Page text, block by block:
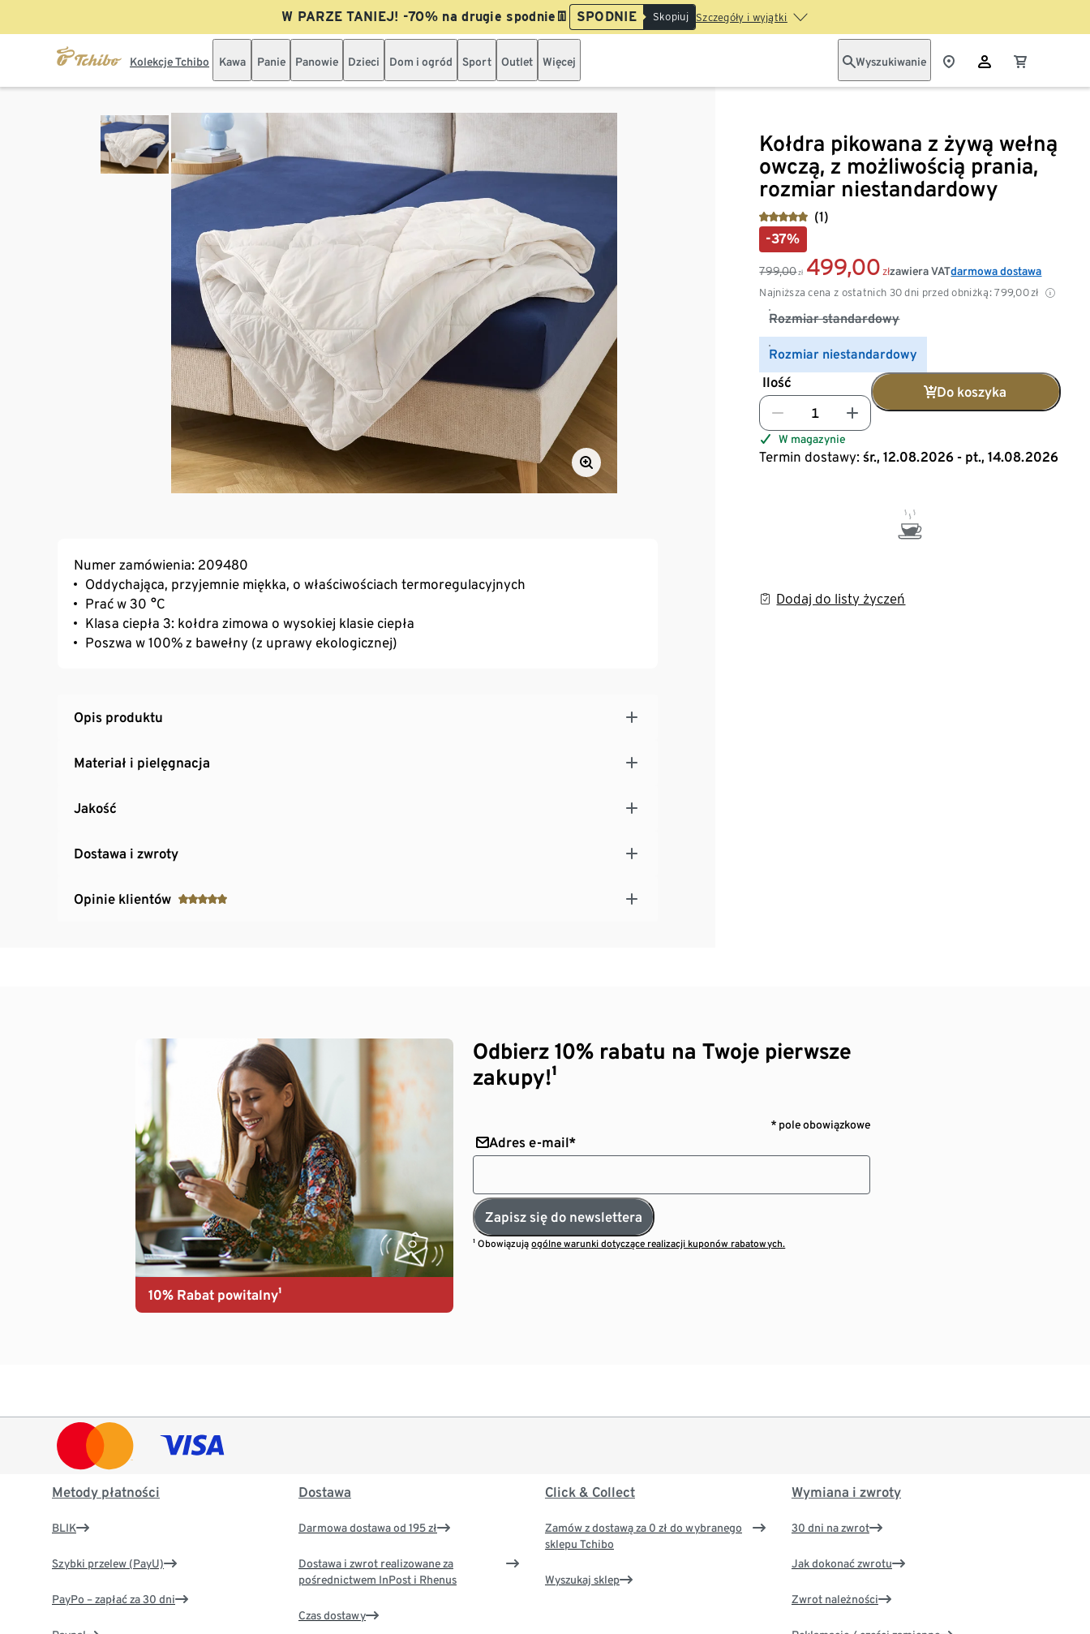
W PARZE TANIEJ! -70% na drugie spodnie👖 SPODNIE Skopiuj Szczegóły i wyjątki
Kolekcje Tchibo Kawa Panie Panowie Dzieci Dom i ogród Sport Outlet Więcej Wyszukiwanie
Kołdra pikowana z żywą wełną
owczą, z możliwością prania,
rozmiar niestandardowy
(1)
-37%
799,00 zł 499,00 zł
Najniższa cena z ostatnich 30 dni przed obniżką: 799,00zł
zawiera VATdarmowa dostawa
Rozmiar standardowy
Rozmiar niestandardowy
Ilość
Do koszyka
W magazynie
Termin dostawy: śr., 12.08.2026 - pt., 14.08.2026
Dodaj do listy życzeń
Numer zamówienia: 209480
Oddychająca, przyjemnie miękka, o właściwościach termoregulacyjnych
Prać w 30 °C
Klasa ciepła 3: kołdra zimowa o wysokiej klasie ciepła
Poszwa w 100% z bawełny (z uprawy ekologicznej)
Opis produktu
Materiał i pielęgnacja
Jakość
Dostawa i zwroty
Opinie klientów
10% Rabat powitalny¹
Odbierz 10% rabatu na Twoje pierwsze
zakupy!¹
* pole obowiązkowe
Adres e-mail*
Zapisz się do newslettera
¹ Obowiązująogólne warunki dotyczące realizacji kuponów rabatowych.
Metody płatności
BLIK
Szybki przelew (PayU)
PayPo – zapłać za 30 dni
Dostawa
Darmowa dostawa od 195 zł
Dostawa i zwrot realizowane za
pośrednictwem InPost i Rhenus
Czas dostawy
Click & Collect
Zamów z dostawą za 0 zł do wybranego
sklepu Tchibo
Wyszukaj sklep
Wymiana i zwroty
30 dni na zwrot
Jak dokonać zwrotu
Zwrot należności